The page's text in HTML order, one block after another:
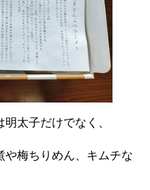
明太子だけでなく、
や梅ちりめん、キムチな